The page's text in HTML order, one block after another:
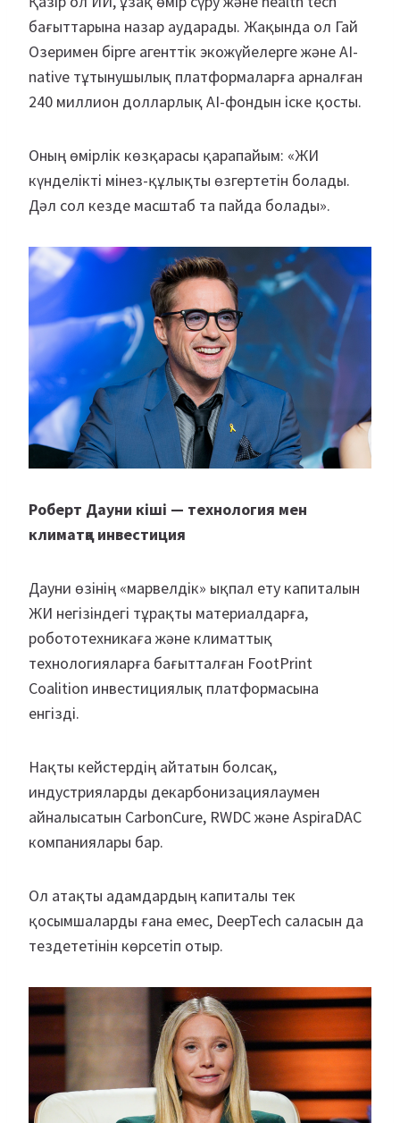
бағыттарына назар аударады. Жақында ол Гай
Озеримен бірге агенттік экожүйелерге және AI-
native тұтынушылық платформаларға арналған
240 миллион долларлық AI-фондын іске қосты.
Оның өмірлік көзқарасы қарапайым: «ЖИ
күнделікті мінез-құлықты өзгертетін болады.
Дәл сол кезде масштаб та пайда болады».
Роберт Дауни кіші — технология мен
климатқа инвестиция
Дауни өзінің «марвелдік» ықпал ету капиталын
ЖИ негізіндегі тұрақты материалдарға,
робототехникаға және климаттық
технологияларға бағытталған FootPrint
Coalition инвестициялық платформасына
енгізді.
Нақты кейстердің айтатын болсақ,
индустрияларды декарбонизациялаумен
айналысатын CarbonCure, RWDC және AspiraDAC
компаниялары бар.
Ол атақты адамдардың капиталы тек
қосымшаларды ғана емес, DeepTech саласын да
тездететінін көрсетіп отыр.